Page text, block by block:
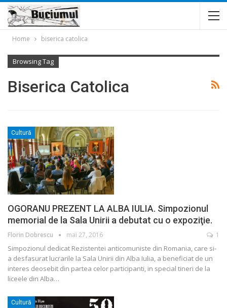
Home biserica catolica
Browsing Tag
Biserica Catolica
Cultură
OGORANU PREZENT LA ALBA IULIA. Simpozionul
memorial de la Sala Unirii a debutat cu o expoziţie.
Florin Dobrescu mai 27, 2016 1
Simpozionul dedicat Rezistentei anticomuniste din Romania, care si-
a desfasurat lucrarile la Sala Unirii din Alba Iulia, a beneficiat de un
interes deosebit din partea celor participanti, in special tineri de la
liceele din Alba…
Cultură